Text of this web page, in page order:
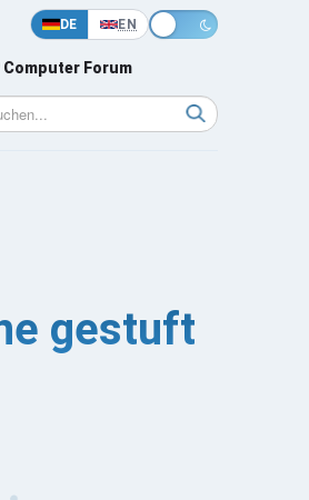
DE EN
Computer Forum
gestuft